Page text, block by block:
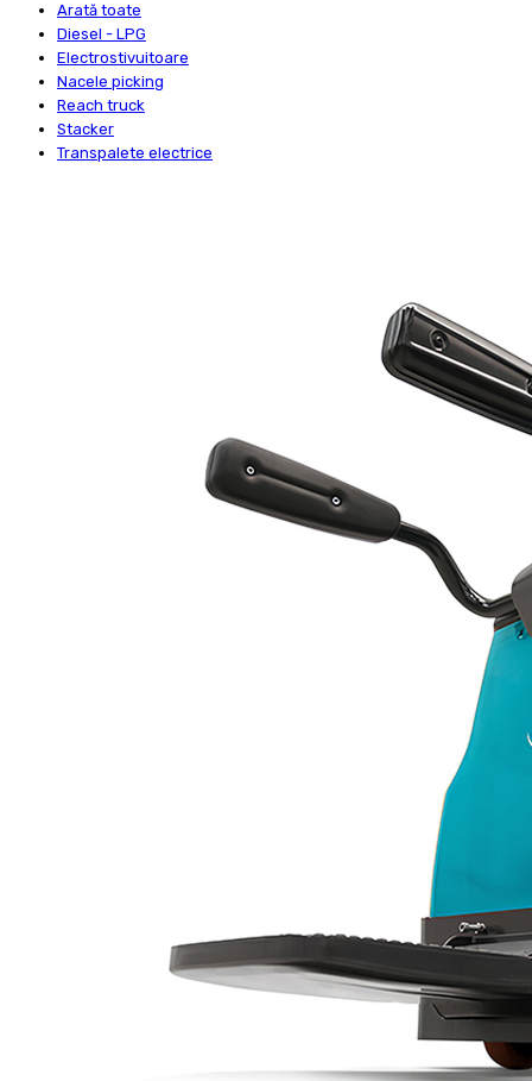
Arată toate
Diesel - LPG
Electrostivuitoare
Nacele picking
Reach truck
Stacker
Transpalete electrice